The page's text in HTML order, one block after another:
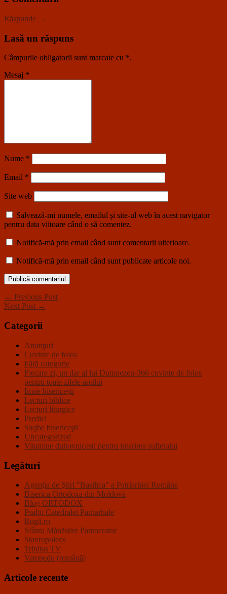
Răspunde →
Lasă un răspuns
Câmpurile obligatorii sunt marcate cu *.
Mesaj *
Nume *
Email *
Site web
Salvează-mi numele, emailul și site-ul web în acest navigator
pentru data viitoare când o să comentez.
Notifică-mă prin email când sunt comentarii ulterioare.
Notifică-mă prin email când sunt publicate articole noi.
← Previous Post
Next Post →
Categorii
Anunţuri
Cuvinte de folos
Fără categorie
Fiecare zi, un dar al lui Dumnezeu-366 cuvinte de folos
pentru toate zilele anului
Imne bisericeşti
Lecturi biblice
Lecturi liturgice
Predici
Slujbe bisericeşti
Uncategorized
Vitamine duhovnicesti pentru intarirea sufletului
Legături
Agenţia de Ştiri "Basilica" a Patriarhiei Române
Biserica Ortodoxa din Moldova
Blog ORTODOX
Psalţii Catedralei Patriarhale
Rugă.ro
Sfânta Mănăstire Pantocrator
Stavropoleos
Trinitas TV
Vatopedu (română)
Articole recente